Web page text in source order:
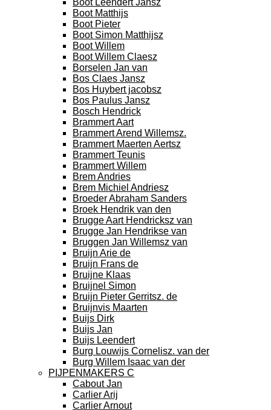
Boot Leendert Jansz
Boot Matthijs
Boot Pieter
Boot Simon Matthijsz
Boot Willem
Boot Willem Claesz
Borselen Jan van
Bos Claes Jansz
Bos Huybert jacobsz
Bos Paulus Jansz
Bosch Hendrick
Brammert Aart
Brammert Arend Willemsz.
Brammert Maerten Aertsz
Brammert Teunis
Brammert Willem
Brem Andries
Brem Michiel Andriesz
Broeder Abraham Sanders
Broek Hendrik van den
Brugge Aart Hendricksz van
Brugge Jan Hendrikse van
Bruggen Jan Willemsz van
Bruijn Arie de
Bruijn Frans de
Bruijne Klaas
Bruijnel Simon
Bruijn Pieter Gerritsz. de
Bruijnvis Maarten
Buijs Dirk
Buijs Jan
Buijs Leendert
Burg Louwijs Cornelisz. van der
Burg Willem Isaac van der
PIJPENMAKERS C
Cabout Jan
Carlier Arij
Carlier Arnout